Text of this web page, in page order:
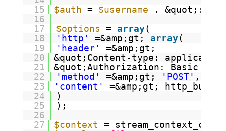
15
$auth = $username
.
16
17
$options = array(
18
'http' =&amp;gt; array(
19
'header'
=&amp;gt;
20
&quot;Content-type:
21
&quot;Authorization: Basic
22
'method' =&amp;gt; 'POST' ,
23
'content'
=&amp;gt;
24
)
25
);
26
27
$context
=